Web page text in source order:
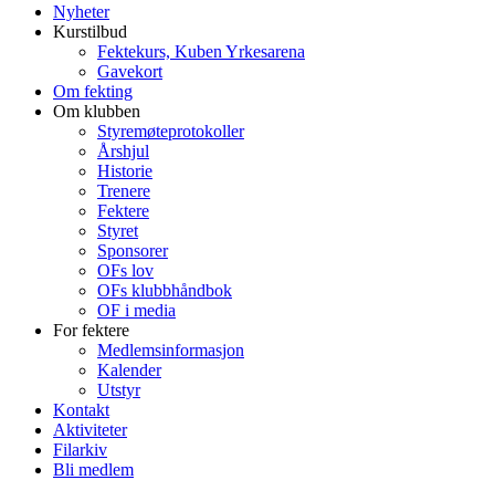
Nyheter
Kurstilbud
Fektekurs, Kuben Yrkesarena
Gavekort
Om fekting
Om klubben
Styremøteprotokoller
Årshjul
Historie
Trenere
Fektere
Styret
Sponsorer
OFs lov
OFs klubbhåndbok
OF i media
For fektere
Medlemsinformasjon
Kalender
Utstyr
Kontakt
Aktiviteter
Filarkiv
Bli medlem